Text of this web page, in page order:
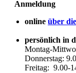
Anmeldung
online über
persönlich in
Montag-
Donnerstag:
Freitag: 9.00-